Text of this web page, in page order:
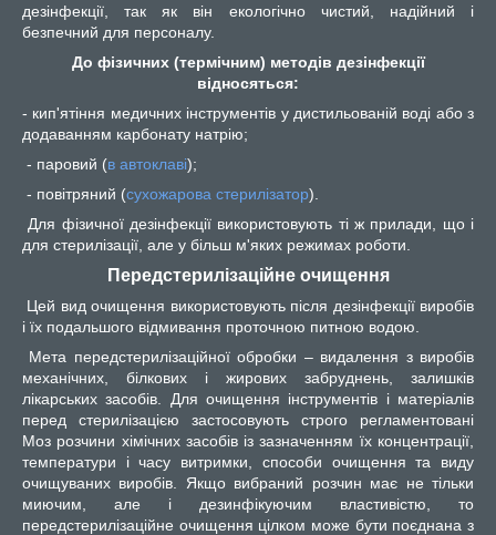
дезінфекції, так як він екологічно чистий, надійний і
безпечний для персоналу.
До фізичних (термічним) методів дезінфекції
відносяться:
- кип'ятіння медичних інструментів у дистильованій воді або з
додаванням карбонату натрію;
- паровий (в автоклаві);
- повітряний (сухожарова стерилізатор).
Для фізичної дезінфекції використовують ті ж прилади, що і
для стерилізації, але у більш м'яких режимах роботи.
Передстерилізаційне очищення
Цей вид очищення використовують після дезінфекції виробів
і їх подальшого відмивання проточною питною водою.
Мета передстерилізаційної обробки – видалення з виробів
механічних, білкових і жирових забруднень, залишків
лікарських засобів. Для очищення інструментів і матеріалів
перед стерилізацією застосовують строго регламентовані
Моз розчини хімічних засобів із зазначенням їх концентрації,
температури і часу витримки, способи очищення та виду
очищуваних виробів. Якщо вибраний розчин має не тільки
миючим, але і дезинфікуючим властивістю, то
передстерилізаційне очищення цілком може бути поєднана з